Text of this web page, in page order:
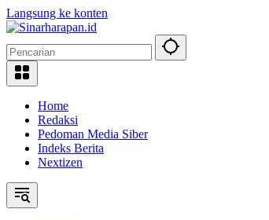
Langsung ke konten
Home
Redaksi
Pedoman Media Siber
Indeks Berita
Nextizen